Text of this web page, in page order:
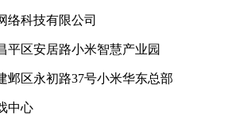
络科技有限公司
平区安居路小米智慧产业园
邺区永初路37号小米华东总部
中心